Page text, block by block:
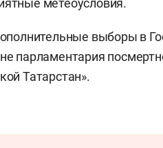
метеоусловия.
выборы в
парламентария
Татарстан».